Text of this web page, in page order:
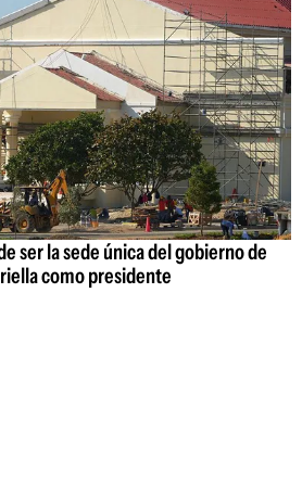
ser la sede única del gobierno de
como presidente